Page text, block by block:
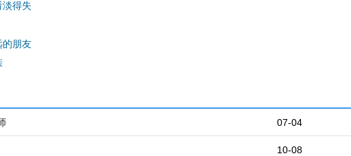
淡得失
的朋友
07-04
10-08